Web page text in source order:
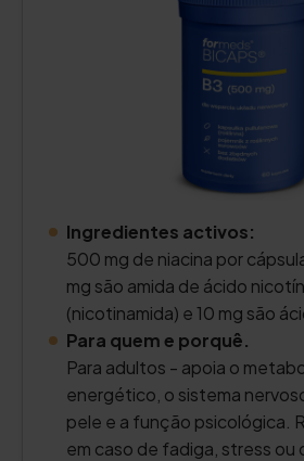
Ingredientes activos:
500 mg de niacina por
mg são amida de ácido
(nicotinamida) e 10 mg são
Para quem e porquê.
Para adultos - apoia o
energético, o sistema
pele e a função psicológica.
em caso de fadiga, stress ou